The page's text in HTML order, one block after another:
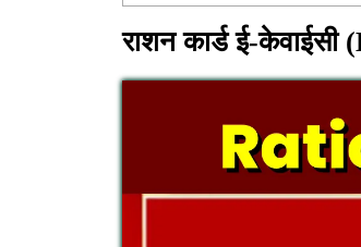
राशन कार्ड ई-